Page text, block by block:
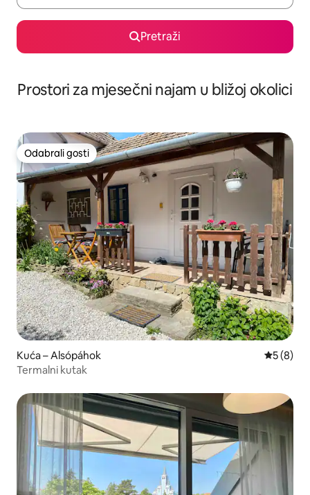
Pretraži
Prostori za mjesečni najam u bližoj okolici
Odabrali gosti
Odabrali gosti
Kuća – Alsópáhok
5 (8)
Termalni kutak